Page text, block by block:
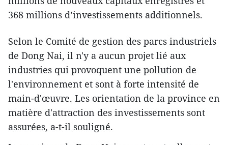
368 millions d’investissements additionnels.
Selon le Comité de gestion des parcs industriels
de Dong Nai, il n'y a aucun projet lié aux
industries qui provoquent une pollution de
l'environnement et sont à forte intensité de
main-d'œuvre. Les orientation de la province en
matière d'attraction des investissements sont
assurées, a-t-il souligné.